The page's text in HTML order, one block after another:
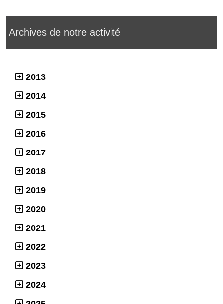
Archives de notre activité
2013
2014
2015
2016
2017
2018
2019
2020
2021
2022
2023
2024